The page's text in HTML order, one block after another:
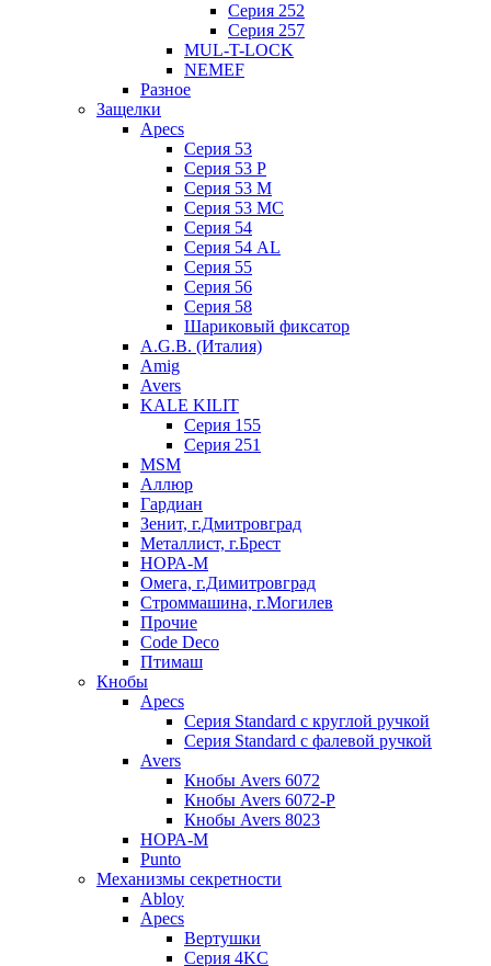
Серия 252
Серия 257
MUL-T-LOCK
NEMEF
Разное
Защелки
Apecs
Серия 53
Серия 53 P
Серия 53 М
Серия 53 МC
Серия 54
Серия 54 AL
Серия 55
Серия 56
Серия 58
Шариковый фиксатор
A.G.B. (Италия)
Amig
Avers
KALE KILIT
Серия 155
Серия 251
MSM
Аллюр
Гардиан
Зенит, г.Дмитровград
Металлист, г.Брест
НОРА-М
Омега, г.Димитровград
Строммашина, г.Могилев
Прочие
Code Deco
Птимаш
Кнобы
Apecs
Серия Standard с круглой ручкой
Серия Standard с фалевой ручкой
Avers
Кнобы Avers 6072
Кнобы Avers 6072-P
Кнобы Avers 8023
НОРА-М
Punto
Механизмы секретности
Abloy
Apecs
Вертушки
Серия 4KC